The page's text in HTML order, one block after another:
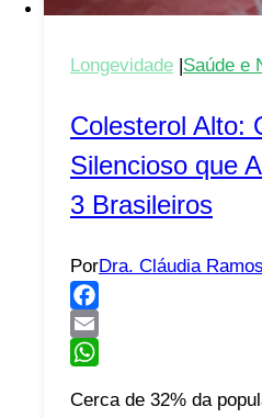
Longevidade Saúde e
Colesterol Alto:
Silencioso que
3 Brasileiros
PorDra. Cláudia Ramos
Cerca de 32% da